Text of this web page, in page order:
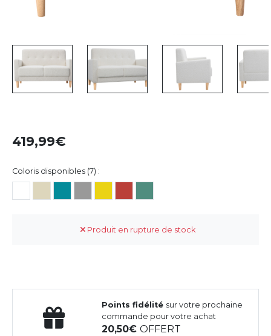
419,99
Coloris disponibles (7) :
Produit en rupture de stock
Points fidélité sur votre prochaine
commande pour votre achat
20,50OFFERT